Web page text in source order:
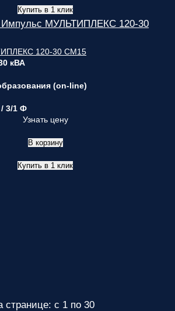
Купить в 1 клик
МУЛЬТИПЛЕКС 120-30
кВА
(on-line)
3/1 Ф
Узнать цену
В корзину
Купить в 1 клик
странице: с 1 по 30